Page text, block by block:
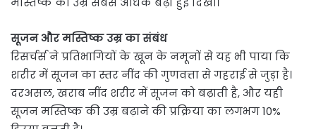
सूजन और मस्तिष्क उम्र का संबंध
रिसर्चर्स ने प्रतिभागियों के खून के नमूनों से यह भी पाया कि
शरीर में सूजन का स्तर नींद की गुणवत्ता से गहराई से जुड़ा है।
दरअसल, खराब नींद शरीर में सूजन को बढ़ाती है, और यही
सूजन मस्तिष्क की उम्र बढ़ाने की प्रक्रिया का लगभग 10%